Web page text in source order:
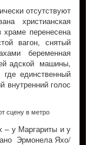
отсутствуют
христианская
перенесена
вагон, снятый
беременная
адской машины,
единственный
голос
сцену в метро
– у Маргариты и у
Эрмонела Яхо/